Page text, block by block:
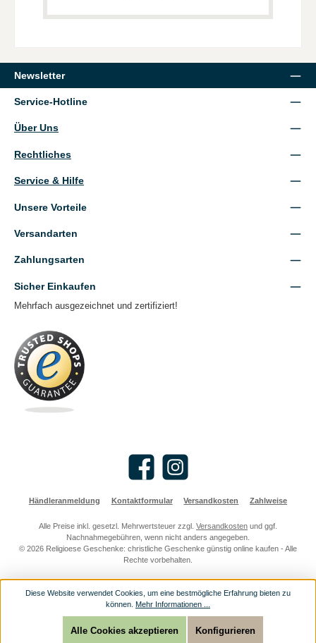
Newsletter
Service-Hotline
Über Uns
Rechtliches
Service & Hilfe
Unsere Vorteile
Versandarten
Zahlungsarten
Sicher Einkaufen
Mehrfach ausgezeichnet und zertifiziert!
Facebook Instagram
Händleranmeldung Kontaktformular Versandkosten Zahlweise
Alle Preise inkl. gesetzl. Mehrwertsteuer zzgl. Versandkosten und ggf.
Nachnahmegebühren, wenn nicht anders angegeben.
© 2026 Religioese Geschenke: christliche Geschenke günstig online kaufen - Alle
Rechte vorbehalten.
Diese Website verwendet Cookies, um eine bestmögliche Erfahrung bieten zu
können. Mehr Informationen ...
Konfigurieren
Alle Cookies akzeptieren